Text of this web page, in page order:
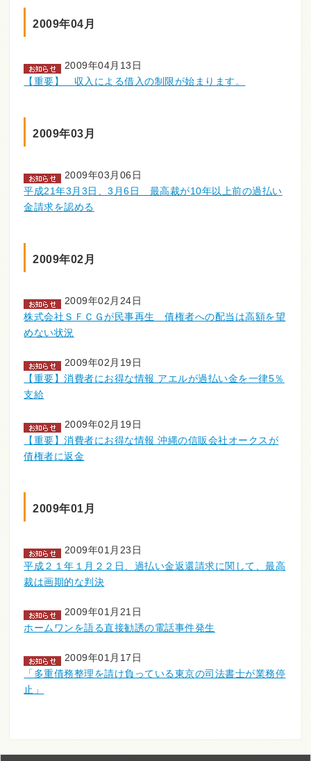
2009年04月
2009年04月13日
【重要】 収入による借入の制限が始まります。
2009年03月
2009年03月06日
平成21年3月3日、3月6日 最高裁が10年以上前の過払い
金請求を認める
2009年02月
2009年02月24日
株式会社ＳＦＣＧが民事再生 債権者への配当は高額を望
めない状況
2009年02月19日
【重要】消費者にお得な情報 アエルが過払い金を一律5％
支給
2009年02月19日
【重要】消費者にお得な情報 沖縄の信販会社オークスが
債権者に返金
2009年01月
2009年01月23日
平成２１年１月２２日、過払い金返還請求に関して、最高
裁は画期的な判決
2009年01月21日
ホームワンを語る直接勧誘の電話事件発生
2009年01月17日
「多重債務整理を請け負っている東京の司法書士が業務停
止」